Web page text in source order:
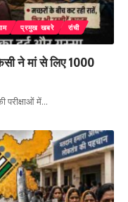
प्रमुख खबरे
रांची
ने मां से लिए 1000
परीक्षाओं में…